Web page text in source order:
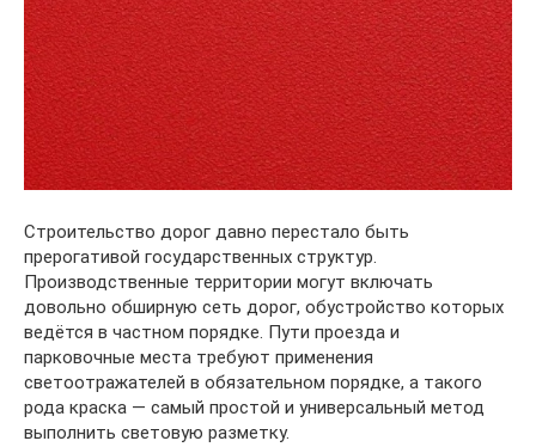
Строительство дорог давно перестало быть
прерогативой государственных структур.
Производственные территории могут включать
довольно обширную сеть дорог, обустройство которых
ведётся в частном порядке. Пути проезда и
парковочные места требуют применения
светоотражателей в обязательном порядке, а такого
рода краска — самый простой и универсальный метод
выполнить световую разметку.